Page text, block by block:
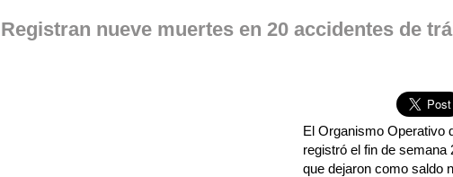
Registran nueve muertes en 20 accidentes de
El Organismo Operativo
registró el fin de
que dejaron como saldo